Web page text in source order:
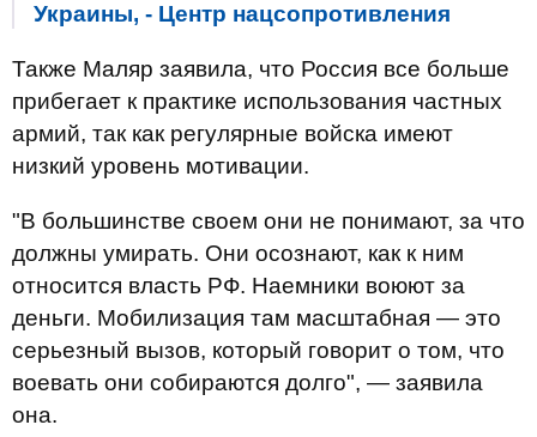
Украины, - Центр нацсопротивления
Также Маляр заявила, что Россия все больше
прибегает к практике использования частных
армий, так как регулярные войска имеют
низкий уровень мотивации.
"В большинстве своем они не понимают, за что
должны умирать. Они осознают, как к ним
относится власть РФ. Наемники воюют за
деньги. Мобилизация там масштабная — это
серьезный вызов, который говорит о том, что
воевать они собираются долго", — заявила
она.